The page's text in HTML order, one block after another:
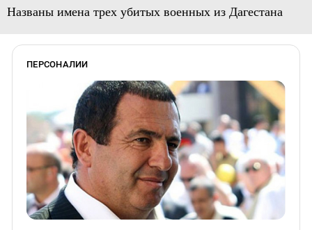
Названы имена трех убитых военных из Дагестана
ПЕРСОНАЛИИ